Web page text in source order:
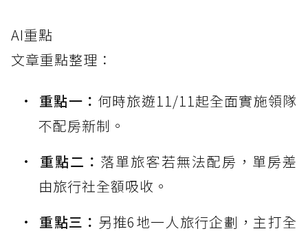
AI重點
文章重點整理：
重點一： 何時旅遊11/11起全面實施領隊
不配房新制。
重點二： 落單旅客若無法配房，單房差
由旅行社全額吸收。
重點三： 另推6地一人旅行企劃，主打全